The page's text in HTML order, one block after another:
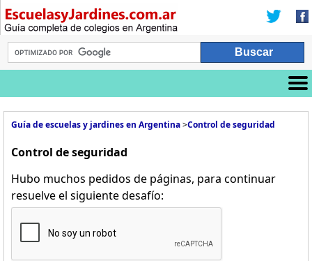
Guía de escuelas y jardines en Argentina>Control de seguridad
Control de seguridad
Hubo muchos pedidos de páginas, para continuar
resuelve el siguiente desafío: